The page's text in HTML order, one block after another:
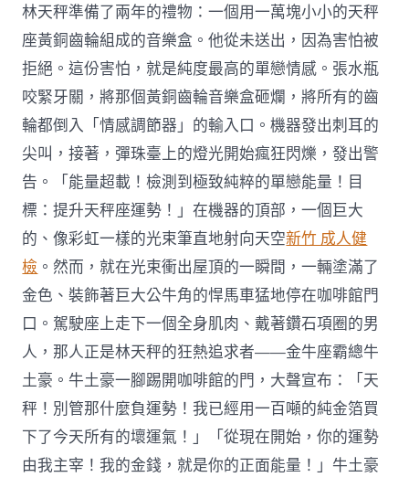
林天秤準備了兩年的禮物：一個用一萬塊小小的天秤
座黃銅齒輪組成的音樂盒。他從未送出，因為害怕被
拒絕。這份害怕，就是純度最高的單戀情感。張水瓶
咬緊牙關，將那個黃銅齒輪音樂盒砸爛，將所有的齒
輪都倒入「情感調節器」的輸入口。機器發出刺耳的
尖叫，接著，彈珠臺上的燈光開始瘋狂閃爍，發出警
告。「能量超載！檢測到極致純粹的單戀能量！目
標：提升天秤座運勢！」在機器的頂部，一個巨大
的、像彩虹一樣的光束筆直地射向天空新竹 成人健
檢 。然而，就在光束衝出屋頂的一瞬間，一輛塗滿了
金色、裝飾著巨大公牛角的悍馬車猛地停在咖啡館門
口。駕駛座上走下一個全身肌肉、戴著鑽石項圈的男
人，那人正是林天秤的狂熱追求者——金牛座霸總牛
土豪。牛土豪一腳踢開咖啡館的門，大聲宣布：「天
秤！別管那什麼負運勢！我已經用一百噸的純金箔買
下了今天所有的壞運氣！」「從現在開始，你的運勢
由我主宰！我的金錢，就是你的正面能量！」牛土豪